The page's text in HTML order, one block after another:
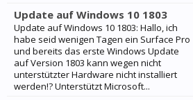
Update auf Windows 10 1803
Update auf Windows 10 1803: Hallo, ich
habe seid wenigen Tagen ein Surface Pro
und bereits das erste Windows Update
auf Version 1803 kann wegen nicht
unterstützter Hardware nicht installiert
werden!? Unterstützt Microsoft...